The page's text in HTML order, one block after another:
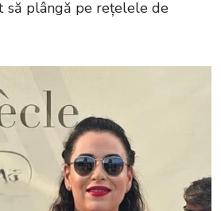
să plângă pe rețelele de